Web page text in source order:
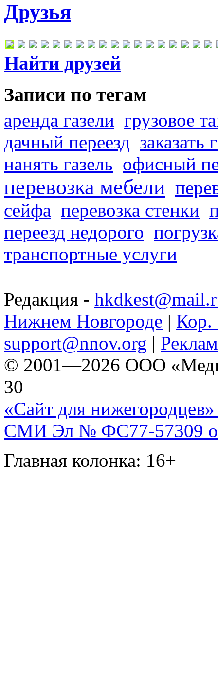
Друзья
Найти друзей
Записи по тегам
аренда газели грузовое
дачный переезд заказать
нанять газель офисный
перевозка мебели
сейфа перевозка стенки
переезд недорого
транспортные услуги
Редакция -
Нижнем Новгороде | Кор.
support@nnov.org |
© 2001—2026 ООО
30
«Сайт для нижегородцев»
СМИ Эл № ФС77-57309
Главная колонка: 16+